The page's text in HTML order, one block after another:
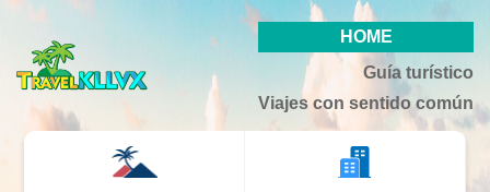
HOME
Guía turístico
Viajes con sentido común